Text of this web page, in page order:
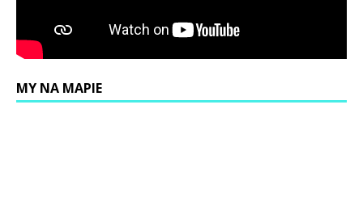
MY NA MAPIE